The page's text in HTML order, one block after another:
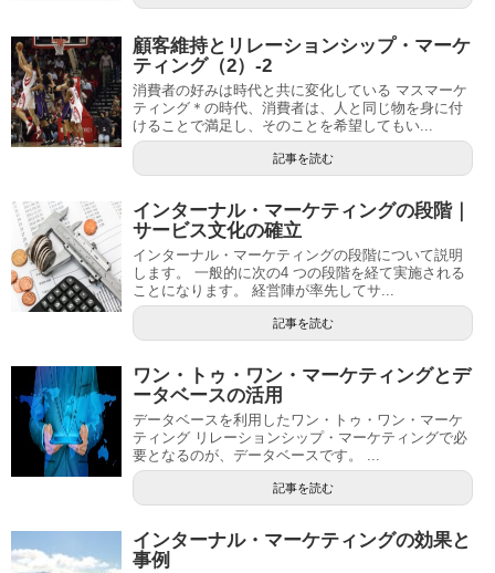
顧客維持とリレーションシップ・マーケ
ティング（2）-2
消費者の好みは時代と共に変化している マスマーケ
ティング＊の時代、消費者は、人と同じ物を身に付
けることで満足し、そのことを希望してもい...
記事を読む
インターナル・マーケティングの段階｜
サービス文化の確立
インターナル・マーケティングの段階について説明
します。 一般的に次の4 つの段階を経て実施される
ことになります。 経営陣が率先してサ...
記事を読む
ワン・トゥ・ワン・マーケティングとデ
ータベースの活用
データベースを利用したワン・トゥ・ワン・マーケ
ティング リレーションシップ・マーケティングで必
要となるのが、データベースです。 ...
記事を読む
インターナル・マーケティングの効果と
事例